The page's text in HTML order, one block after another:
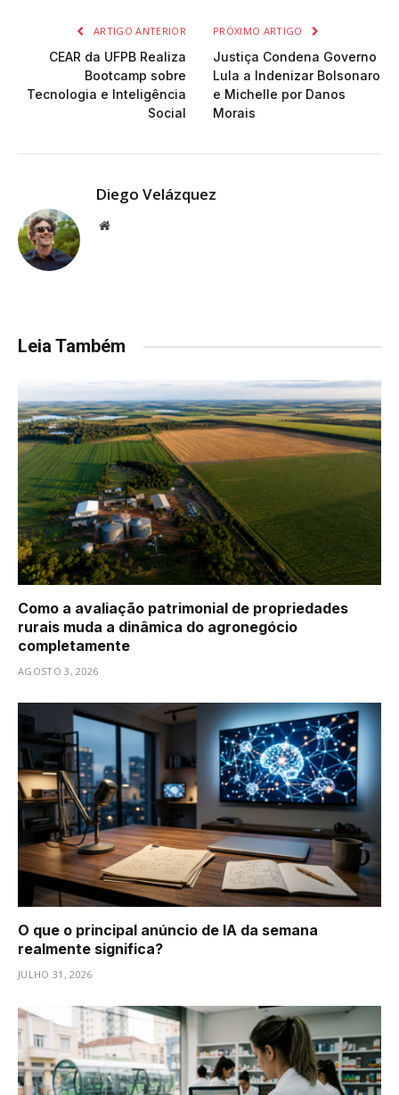
ARTIGO ANTERIOR
CEAR da UFPB Realiza
Bootcamp sobre
Tecnologia e Inteligência
Social
PRÓXIMO ARTIGO
Justiça Condena Governo
Lula a Indenizar Bolsonaro
e Michelle por Danos
Morais
Diego Velázquez
Website
Leia Também
Como a avaliação patrimonial de propriedades
rurais muda a dinâmica do agronegócio
completamente
AGOSTO 3, 2026
O que o principal anúncio de IA da semana
realmente significa?
JULHO 31, 2026